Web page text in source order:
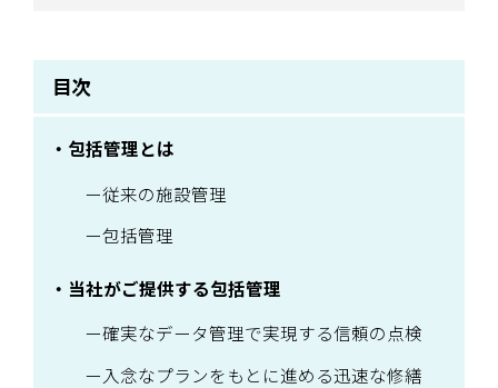
目次
包括管理とは
従来の施設管理
包括管理
当社がご提供する包括管理
確実なデータ管理で実現する信頼の点検
入念なプランをもとに進める迅速な修繕